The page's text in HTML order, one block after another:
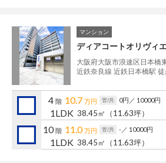
マンション
ディアコートオリヴィ
大阪府大阪市浪速区日本橋
近鉄奈良線 近鉄日本橋駅
4 階 10.7 万円 管/共 0円 ／ 10000円
1LDK 38.45㎡ （11.63坪）
10階 11.0万円 管/共 - ／ 10000円
1LDK 38.45㎡ （11.63坪）